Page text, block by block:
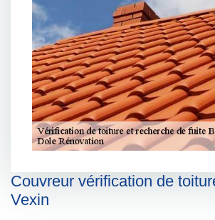
Couvreur vérification de
Vexin